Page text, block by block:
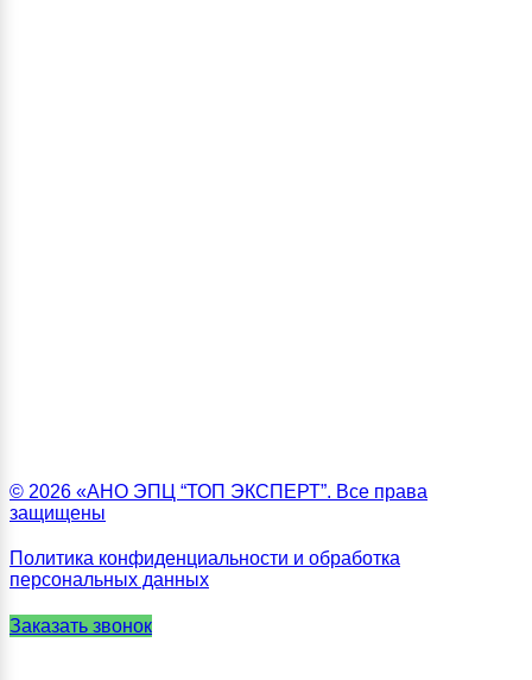
© 2026 «АНО ЭПЦ “ТОП ЭКСПЕРТ”. Все права
защищены
Политика конфиденциальности и обработка
персональных данных
Заказать звонок